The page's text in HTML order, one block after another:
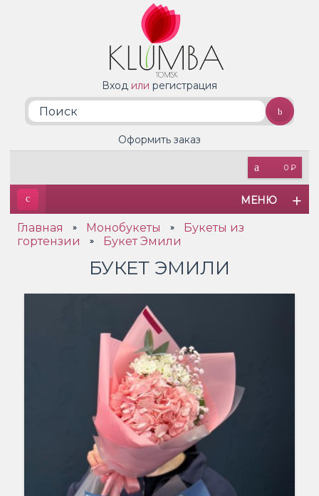
Вход или регистрация
0 ₽
Оформить заказ
МЕНЮ
Главная » Монобукеты »
Букеты из
гортензии
» Букет Эмили
БУКЕТ ЭМИЛИ